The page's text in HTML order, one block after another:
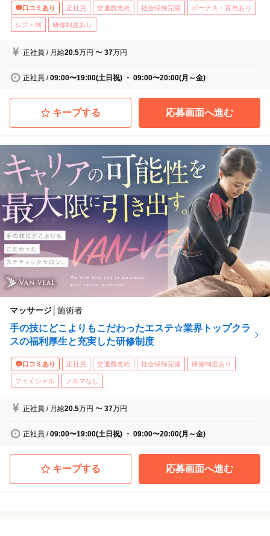
口コミあり 正社員 交通費支給 社会保険完備 ボーナス・賞与あり
シフト制 研修制度あり
正社員 / 月給20.5万円 〜37万円
正社員 /09:00〜19:00(土日祝) ・ 09:00〜20:00(月～金)
キープする 応募画面へ進む
マッサージ 施術者
手の技にどこよりもこだわったエステ☆業界トップクラ
スの福利厚生と充実した研修制度
口コミあり 正社員 交通費支給 社会保険完備 研修制度あり
フェイシャル ノルマなし
正社員 / 月給20.5万円 〜37万円
正社員 /09:00〜19:00(土日祝) ・ 09:00〜20:00(月～金)
キープする 応募画面へ進む